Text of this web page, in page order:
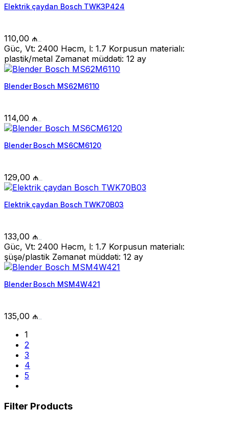
Elektrik çaydan Bosch TWK3P424
110,00 ₼
Güc, Vt: 2400 Həcm, l: 1.7 Korpusun materialı:
plastik/metal Zəmanət müddəti: 12 ay
Blender Bosch MS62M6110
114,00 ₼
Blender Bosch MS6CM6120
129,00 ₼
Elektrik çaydan Bosch TWK70B03
133,00 ₼
Güc, Vt: 2400 Həcm, l: 1.7 Korpusun materialı:
şüşə/plastik Zəmanət müddəti: 12 ay
Blender Bosch MSM4W421
135,00 ₼
1
2
3
4
5
Filter Products